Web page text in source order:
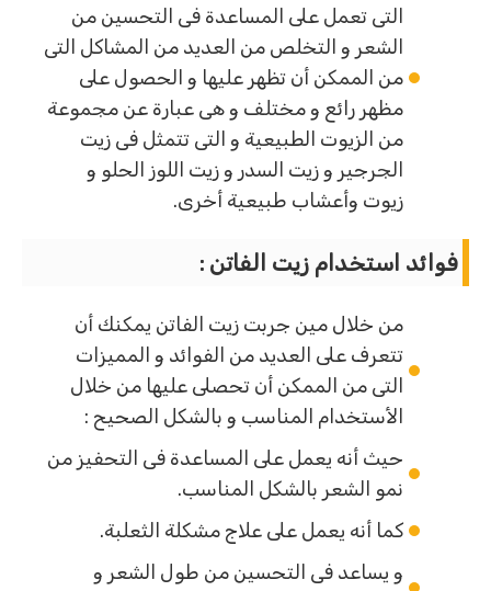
التى تعمل على المساعدة فى التحسين من
الشعر و التخلص من العديد من المشاكل التى
من الممكن أن تظهر عليها و الحصول على
مظهر رائع و مختلف و هى عبارة عن مجموعة
من الزيوت الطبيعية و التى تتمثل فى زيت
الجرجير و زيت السدر و زيت اللوز الحلو و
زيوت وأعشاب طبيعية أخرى.
فوائد استخدام زيت الفاتن :
من خلال مين جربت زيت الفاتن يمكنك أن
تتعرف على العديد من الفوائد و المميزات
التى من الممكن أن تحصلى عليها من خلال
الأستخدام المناسب و بالشكل الصحيح :
حيث أنه يعمل على المساعدة فى التحفيز من
نمو الشعر بالشكل المناسب.
كما أنه يعمل على علاج مشكلة الثعلبة.
و يساعد فى التحسين من طول الشعر و